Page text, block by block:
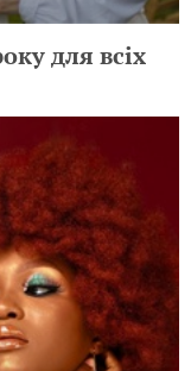
для всіх